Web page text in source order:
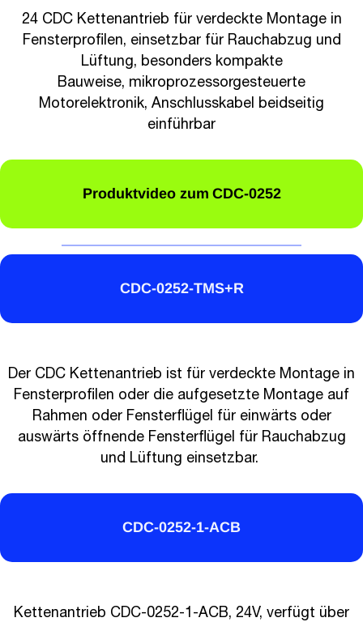
24 CDC Kettenantrieb für verdeckte Montage in
Fensterprofilen, einsetzbar für Rauchabzug und
Lüftung, besonders kompakte
Bauweise, mikroprozessorgesteuerte
Motorelektronik, Anschlusskabel beidseitig
einführbar
Produktvideo zum CDC-0252
CDC-0252-TMS+R
Der CDC Kettenantrieb ist für verdeckte Montage in
Fensterprofilen oder die aufgesetzte Montage auf
Rahmen oder Fensterflügel für einwärts oder
auswärts öffnende Fensterflügel für Rauchabzug
und Lüftung einsetzbar.
CDC-0252-1-ACB
Kettenantrieb CDC-0252-1-ACB, 24V, verfügt über